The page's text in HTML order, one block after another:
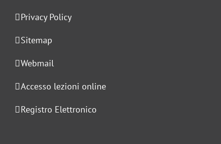
Privacy Policy
Sitemap
Webmail
Accesso lezioni online
Registro Elettronico